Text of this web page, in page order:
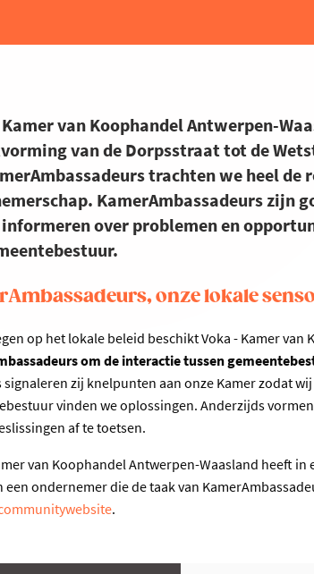
Kamer van Koophandel Antwerpen-
van de Dorpsstraat tot de
trachten we heel
KamerAmbassadeurs zijn
over problemen en
onze lokale
op het lokale beleid beschikt Voka - Kamer
om de interactie tussen
signaleren zij knelpunten aan onze Kamer zodat
vinden we oplossingen. Anderzijds
af te toetsen.
van Koophandel Antwerpen-Waasland heeft in
ondernemer die de taak van
.